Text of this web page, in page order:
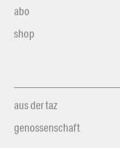
abo
shop
aus der taz
genossenschaft